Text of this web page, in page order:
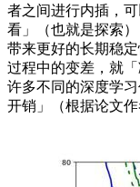
者之间进行内插，
看」（也就是探索
带来更好的长期稳
过程中的变差，就
许多不同的深度学
开销」（根据论文作